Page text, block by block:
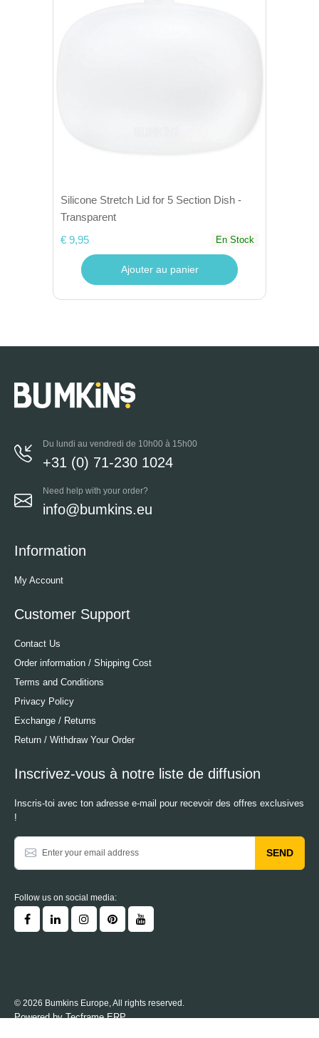
Silicone Stretch Lid for 5 Section Dish -
Transparent
€ 9,95
En Stock
Ajouter au panier
Du lundi au vendredi de 10h00 à 15h00
+31 (0) 71-230 1024
Need help with your order?
info@bumkins.eu
Information
My Account
Customer Support
Contact Us
Order information / Shipping Cost
Terms and Conditions
Privacy Policy
Exchange / Returns
Return / Withdraw Your Order
Inscrivez-vous à notre liste de diffusion
Inscris-toi avec ton adresse e-mail pour recevoir des offres exclusives
!
SEND
Follow us on social media:
© 2026 Bumkins Europe, All rights reserved.
Powered byTecframe ERP